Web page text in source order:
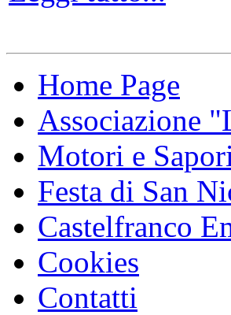
Home Page
Associazione
Motori e
Festa di San
Castelfranco
Cookies
Contatti